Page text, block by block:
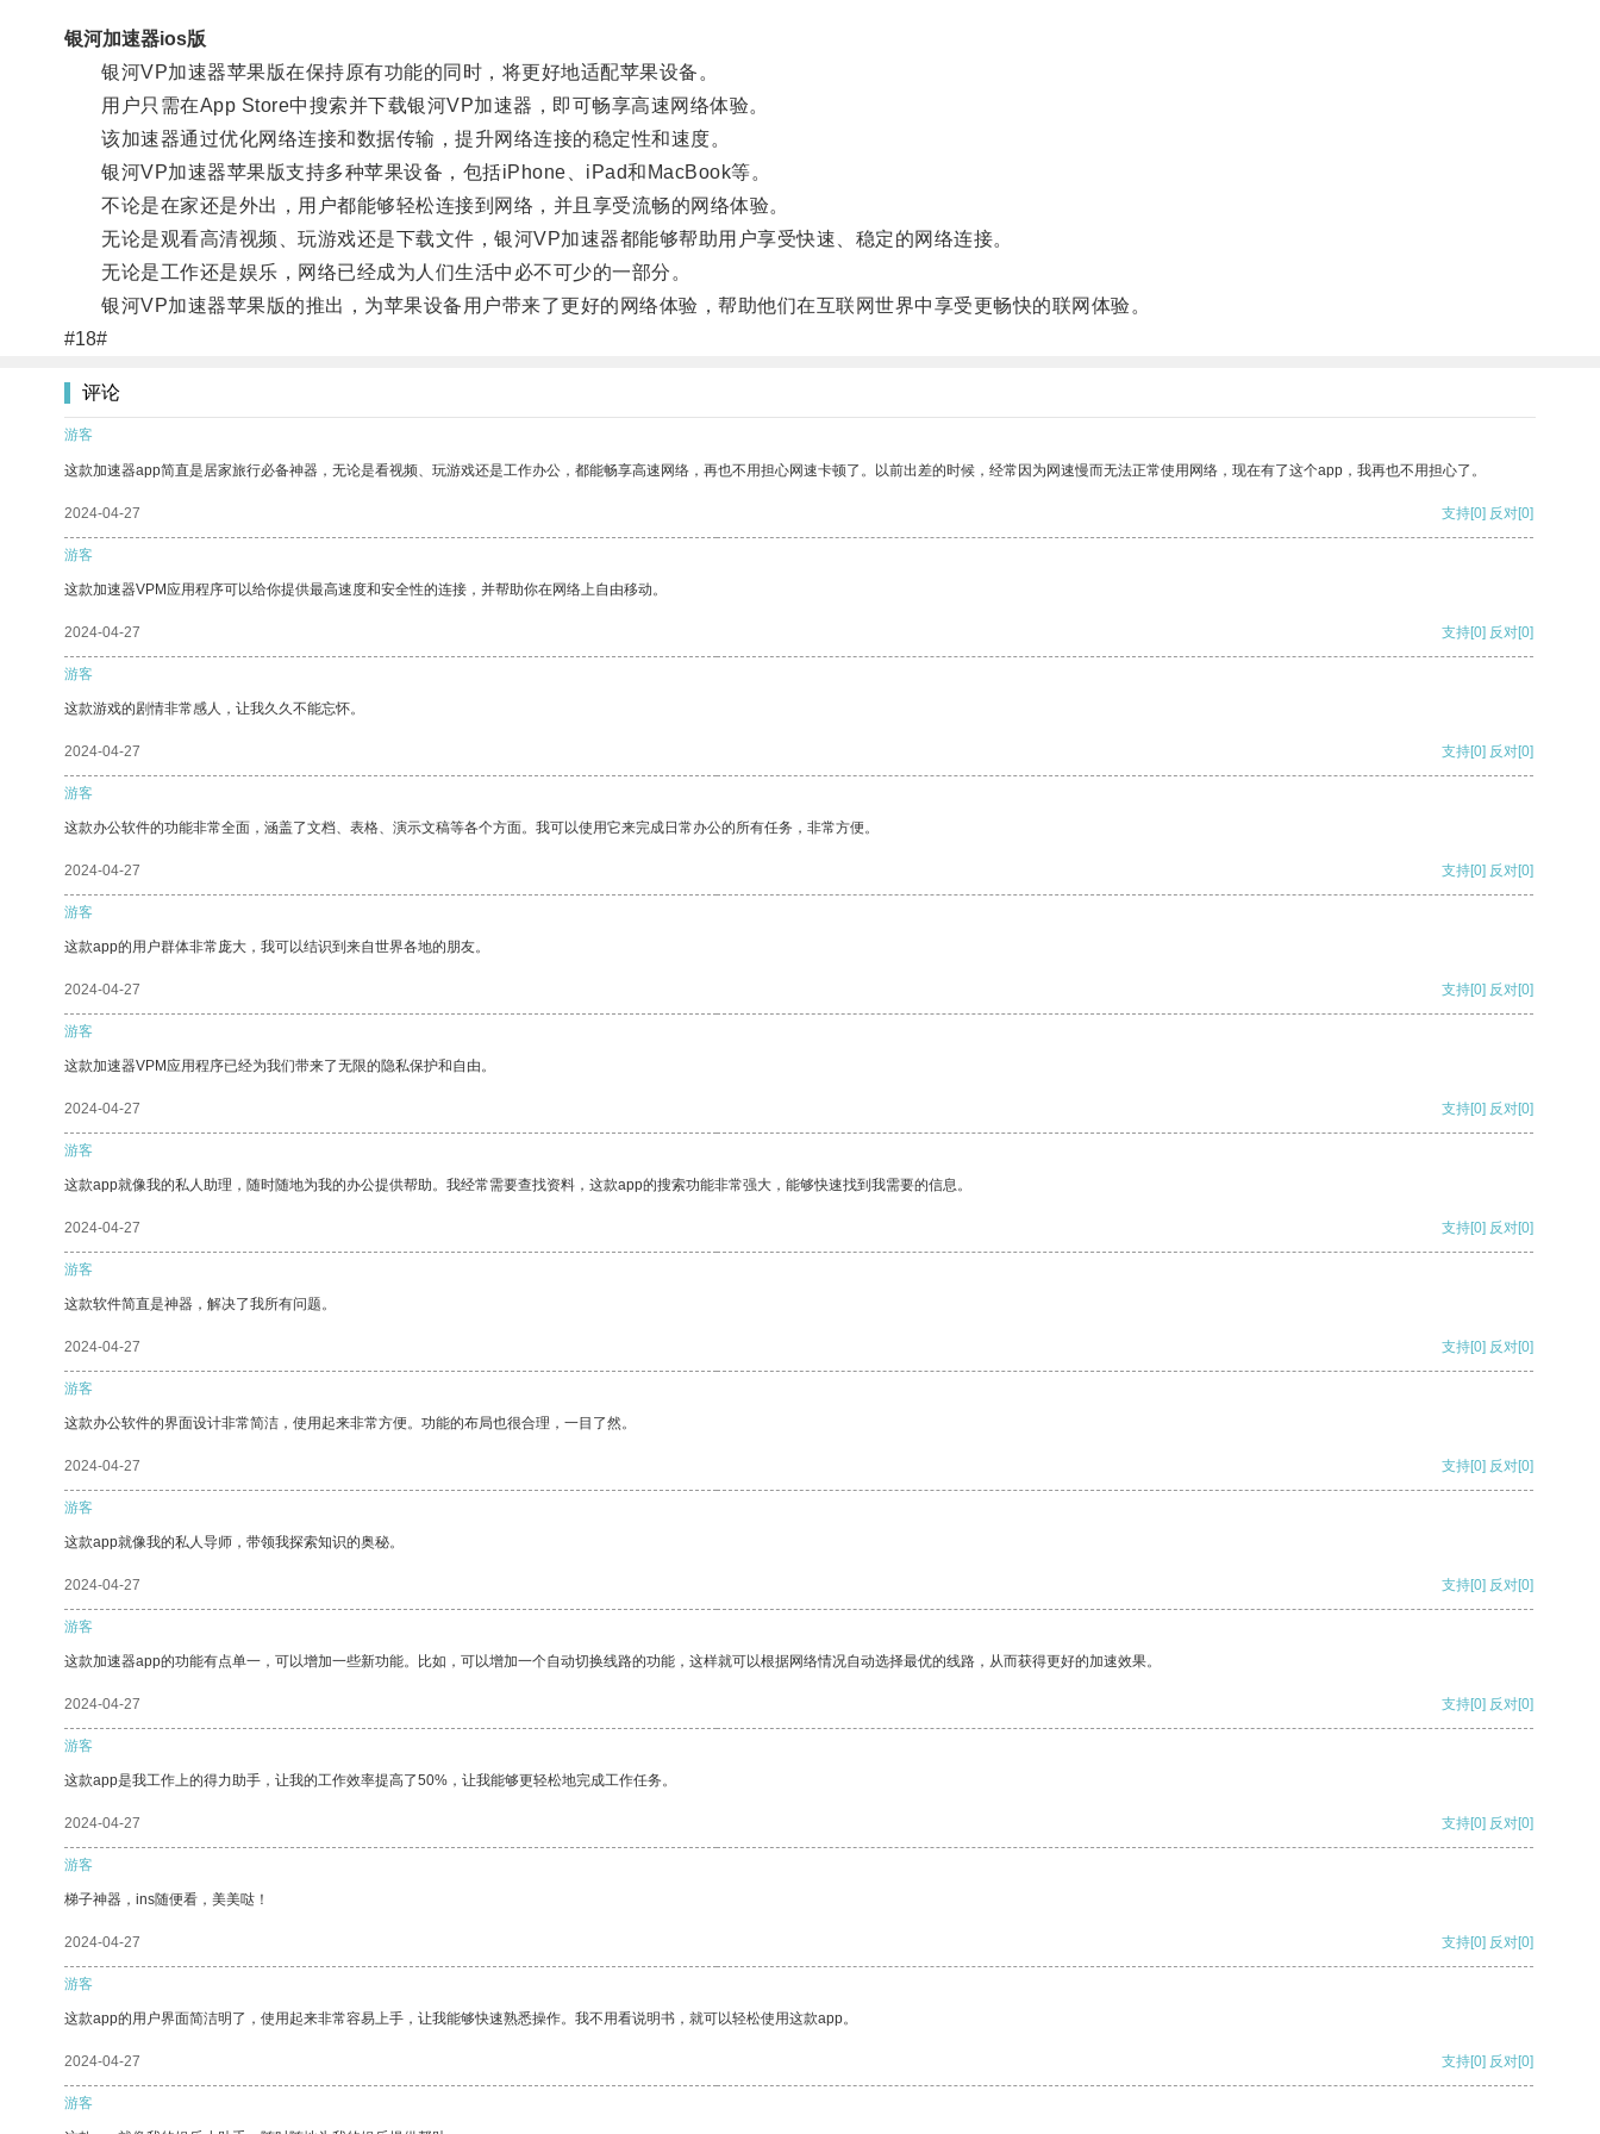
银河加速器ios版
银河VP加速器苹果版在保持原有功能的同时，将更好地适配苹果设备。
用户只需在App Store中搜索并下载银河VP加速器，即可畅享高速网络体验。
该加速器通过优化网络连接和数据传输，提升网络连接的稳定性和速度。
银河VP加速器苹果版支持多种苹果设备，包括iPhone、iPad和MacBook等。
不论是在家还是外出，用户都能够轻松连接到网络，并且享受流畅的网络体验。
无论是观看高清视频、玩游戏还是下载文件，银河VP加速器都能够帮助用户享受快速、稳定的网络连接。
无论是工作还是娱乐，网络已经成为人们生活中必不可少的一部分。
银河VP加速器苹果版的推出，为苹果设备用户带来了更好的网络体验，帮助他们在互联网世界中享受更畅快的联网体验。
#18#
评论
游客
这款加速器app简直是居家旅行必备神器，无论是看视频、玩游戏还是工作办公，都能畅享高速网络，再也不用担心网速卡顿了。以前出差的时候，经常因为网速慢而无法正常使用网络，现在有了这个app，我再也不用担心了。
2024-04-27 支持[0] 反对[0]
游客
这款加速器VPM应用程序可以给你提供最高速度和安全性的连接，并帮助你在网络上自由移动。
2024-04-27 支持[0] 反对[0]
游客
这款游戏的剧情非常感人，让我久久不能忘怀。
2024-04-27 支持[0] 反对[0]
游客
这款办公软件的功能非常全面，涵盖了文档、表格、演示文稿等各个方面。我可以使用它来完成日常办公的所有任务，非常方便。
2024-04-27 支持[0] 反对[0]
游客
这款app的用户群体非常庞大，我可以结识到来自世界各地的朋友。
2024-04-27 支持[0] 反对[0]
游客
这款加速器VPM应用程序已经为我们带来了无限的隐私保护和自由。
2024-04-27 支持[0] 反对[0]
游客
这款app就像我的私人助理，随时随地为我的办公提供帮助。我经常需要查找资料，这款app的搜索功能非常强大，能够快速找到我需要的信息。
2024-04-27 支持[0] 反对[0]
游客
这款软件简直是神器，解决了我所有问题。
2024-04-27 支持[0] 反对[0]
游客
这款办公软件的界面设计非常简洁，使用起来非常方便。功能的布局也很合理，一目了然。
2024-04-27 支持[0] 反对[0]
游客
这款app就像我的私人导师，带领我探索知识的奥秘。
2024-04-27 支持[0] 反对[0]
游客
这款加速器app的功能有点单一，可以增加一些新功能。比如，可以增加一个自动切换线路的功能，这样就可以根据网络情况自动选择最优的线路，从而获得更好的加速效果。
2024-04-27 支持[0] 反对[0]
游客
这款app是我工作上的得力助手，让我的工作效率提高了50%，让我能够更轻松地完成工作任务。
2024-04-27 支持[0] 反对[0]
游客
梯子神器，ins随便看，美美哒！
2024-04-27 支持[0] 反对[0]
游客
这款app的用户界面简洁明了，使用起来非常容易上手，让我能够快速熟悉操作。我不用看说明书，就可以轻松使用这款app。
2024-04-27 支持[0] 反对[0]
游客